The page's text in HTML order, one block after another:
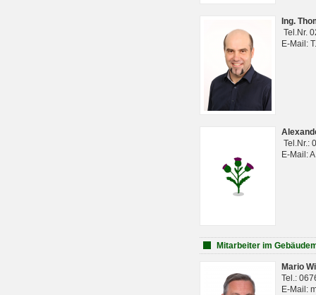
Ing.
Tel.Nr.
E-Mail:
Tel.Nr.:
E-Mail:
Mitarbeiter im
Mario
Tel.:
E-Mail: